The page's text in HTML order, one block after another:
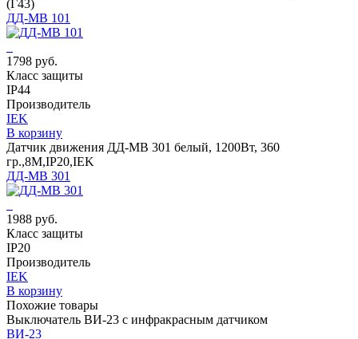
(Г43)
ДД-МВ 101
1798 руб.
Класс защиты
IP44
Производитель
IEK
В корзину
Датчик движения ДД-МВ 301 белый, 1200Вт, 360
гр.,8М,IP20,IEK
ДД-МВ 301
1988 руб.
Класс защиты
IP20
Производитель
IEK
В корзину
Похожие товары
Выключатель ВИ-23 с инфракрасным датчиком
ВИ-23